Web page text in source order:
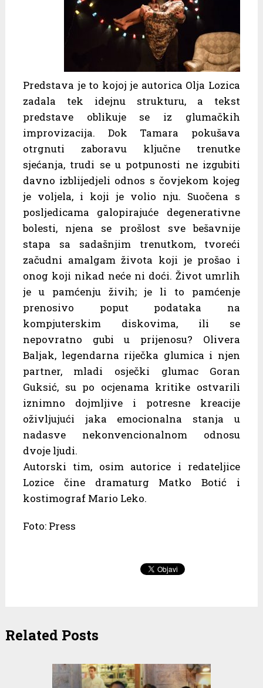
Predstava je to kojoj je autorica Olja Lozica
zadala tek idejnu strukturu, a tekst
predstave oblikuje se iz glumačkih
improvizacija. Dok Tamara pokušava
otrgnuti zaboravu ključne trenutke
sjećanja, trudi se u potpunosti ne izgubiti
davno izblijedjeli odnos s čovjekom kojeg
je voljela, i koji je volio nju. Suočena s
posljedicama galopirajuće degenerativne
bolesti, njena se prošlost sve bešavnije
stapa sa sadašnjim trenutkom, tvoreći
začudni amalgam života koji je prošao i
onog koji nikad neće ni doći. Život umrlih
je u pamćenju živih; je li to pamćenje
prenosivo poput podataka na
kompjuterskim diskovima, ili se
nepovratno gubi u prijenosu? Olivera
Baljak, legendarna riječka glumica i njen
partner, mladi osječki glumac Goran
Guksić, su po ocjenama kritike ostvarili
iznimno dojmljive i potresne kreacije
oživljujući jaka emocionalna stanja u
nadasve nekonvencionalnom odnosu
dvoje ljudi.
Autorski tim, osim autorice i redateljice
Lozice čine dramaturg Matko Botić i
kostimograf Mario Leko.
Foto: Press
Related Posts